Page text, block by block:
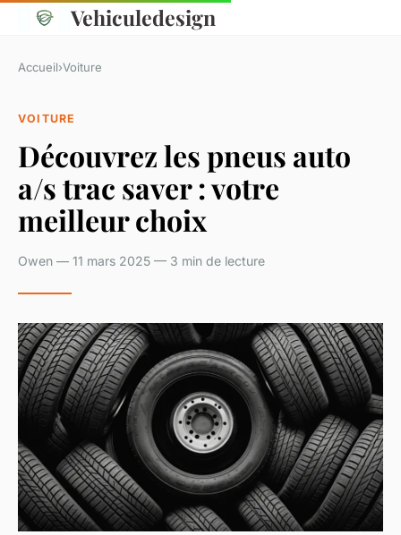
Vehiculedesign
Accueil›Voiture
VOITURE
Découvrez les pneus auto
a/s trac saver : votre
meilleur choix
Owen — 11 mars 2025 — 3 min de lecture